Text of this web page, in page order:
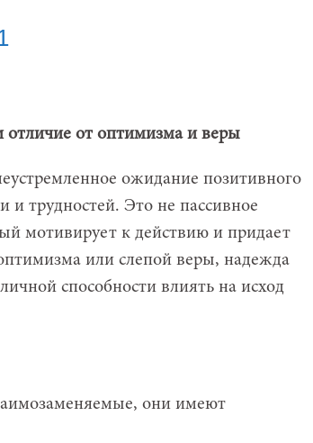
от оптимизма и веры
ожидание позитивного
и трудностей. Это не пассивное
мотивирует к действию и придает
или слепой веры, надежда
способности влиять на исход
они имеют